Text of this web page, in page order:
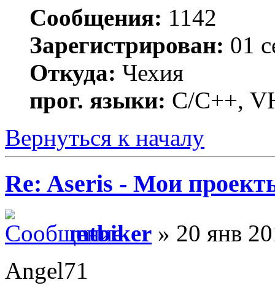
Сообщения: 1142
Зарегистрирован: 01
Откуда: Чехия
прог. языки: C/С++,
Вернуться к началу
Re: Aseris - Мои
mtbiker » 20 янв
Angel71